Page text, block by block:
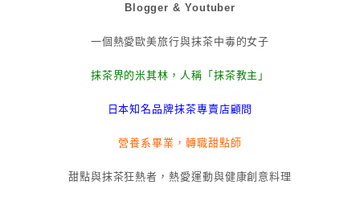
Blogger & Youtuber
一個熱愛歐美旅行與抹茶中毒的女子
抹茶界的米其林，人稱「抹茶教主」
日本知名品牌抹茶專賣店顧問
營養系畢業，轉職甜點師
甜點與抹茶狂熱者，熱愛運動與健康創意料理